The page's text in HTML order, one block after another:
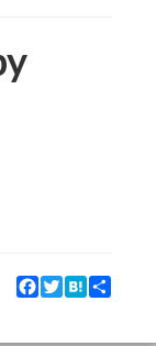
Facebook
Twitter
Hatena